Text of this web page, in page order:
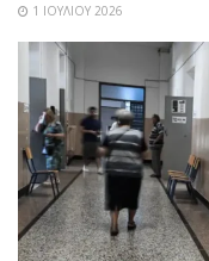
1 ΙΟΥΛΊΟΥ 2026